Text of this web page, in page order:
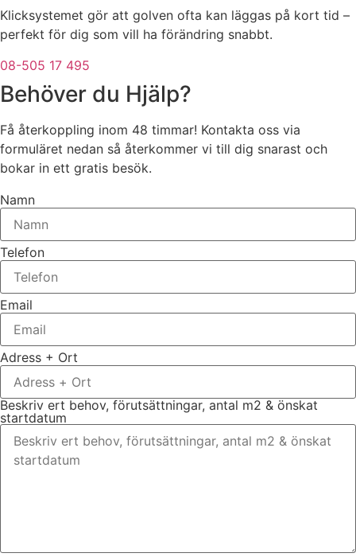
Klicksystemet gör att golven ofta kan läggas på kort tid –
perfekt för dig som vill ha förändring snabbt.
08-505 17 495
Behöver du Hjälp?
Få återkoppling inom 48 timmar! Kontakta oss via
formuläret nedan så återkommer vi till dig snarast och
bokar in ett gratis besök.
Namn
Telefon
Email
Adress + Ort
Beskriv ert behov, förutsättningar, antal m2 & önskat
startdatum